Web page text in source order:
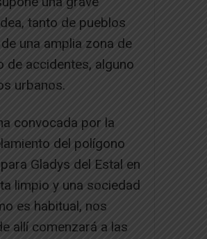
tanto de pueblos
una amplia zona de
de accidentes, alguno
urbanos.
convocada por la
del polígono
Gladys del Estal en
limpio y una sociedad
es habitual, nos
allí comenzará a las